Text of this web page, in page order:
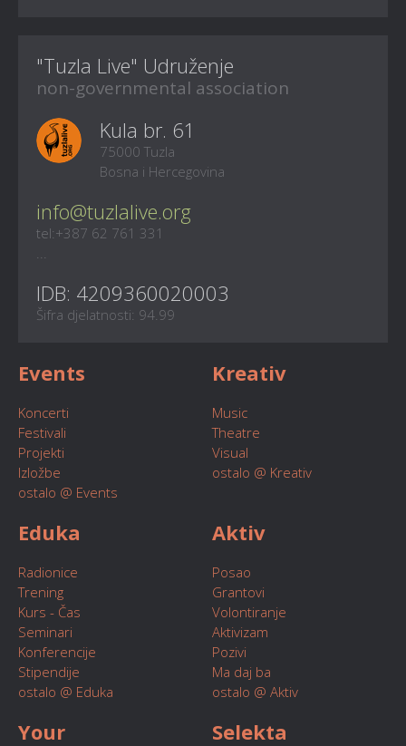
"Tuzla Live" Udruženje
non-governmental association
Kula br. 61
75000 Tuzla
Bosna i Hercegovina
info@tuzlalive.org
tel:+387 62 761 331
...
IDB: 4209360020003
Šifra djelatnosti: 94.99
Events
Koncerti
Festivali
Projekti
Izložbe
ostalo @ Events
Kreativ
Music
Theatre
Visual
ostalo @ Kreativ
Eduka
Radionice
Trening
Kurs - Čas
Seminari
Konferencije
Stipendije
ostalo @ Eduka
Aktiv
Posao
Grantovi
Volontiranje
Aktivizam
Pozivi
Ma daj ba
ostalo @ Aktiv
Your Selekta